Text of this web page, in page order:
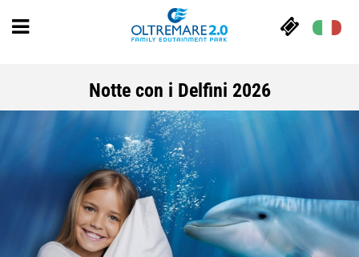
Notte con i Delfini 2026